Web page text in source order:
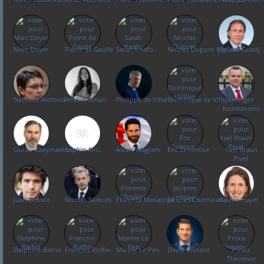
Marc Doyer Pierre de Gaulle Sarah Knafo Nicolas Dupont AignanJérôme Guedj
Nathalie ArthaudAmélie Ismaïli Philippe de VilliersDominique de VillepinGeorges
Kuzmanovic
Guido RaeymaekersSophie Alric Alexis Wagram Éric Zemmour
Yaël Braun
Pivet
Juan Branco Nicolas Sarkozy Florence Mosalini PortelliJacques CheminadeValérie Hayer
Delphine Batho François Ruffin Marine Le Pen David Lisnard
Prisca
Thevenot